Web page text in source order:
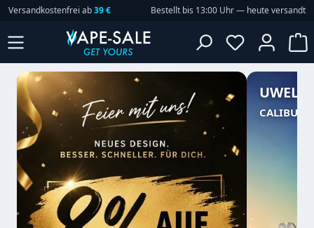
Zum Hauptinhalt springen
Versandkostenfrei ab39 € Bestellt bis 13:00 Uhr — heute versandt
UWELL